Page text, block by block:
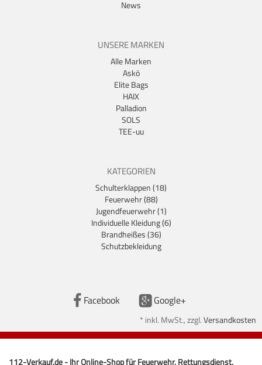
News
UNSERE MARKEN
Alle Marken
Askö
Elite Bags
HAIX
Palladion
SOLS
TEE-uu
KATEGORIEN
Schulterklappen (18)
Feuerwehr (88)
Jugendfeuerwehr (1)
Individuelle Kleidung (6)
Brandheißes (36)
Schutzbekleidung
Facebook Google+
* inkl. MwSt., zzgl.Versandkosten
112-Verkauf.de - Ihr Online-Shop für Feuerwehr, Rettungsdienst,